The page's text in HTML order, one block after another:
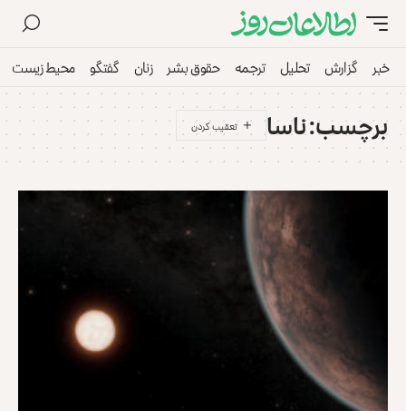
خبر گزارش تحلیل ترجمه حقوق بشر زنان گفتگو محیط زیست
برچسب:ناسا